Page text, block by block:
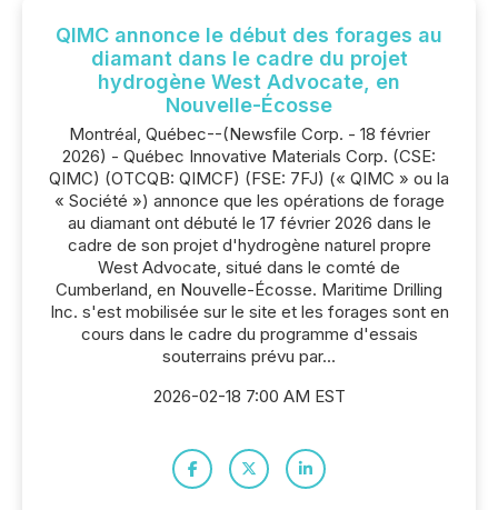
QIMC annonce le début des forages au
diamant dans le cadre du projet
hydrogène West Advocate, en
Nouvelle-Écosse
Montréal, Québec--(Newsfile Corp. - 18 février
2026) - Québec Innovative Materials Corp. (CSE:
QIMC) (OTCQB: QIMCF) (FSE: 7FJ) (« QIMC » ou la
« Société ») annonce que les opérations de forage
au diamant ont débuté le 17 février 2026 dans le
cadre de son projet d'hydrogène naturel propre
West Advocate, situé dans le comté de
Cumberland, en Nouvelle-Écosse. Maritime Drilling
Inc. s'est mobilisée sur le site et les forages sont en
cours dans le cadre du programme d'essais
souterrains prévu par...
2026-02-18 7:00 AM EST